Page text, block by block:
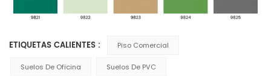
ETIQUETAS CALIENTES : Piso Comercial
Suelos De Oficina Suelos De PVC